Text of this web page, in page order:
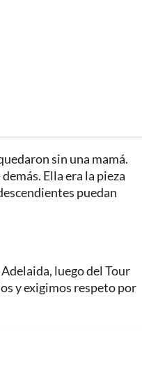
sin una mamá.
Ella era la pieza
puedan
luego del Tour
y exigimos respeto por